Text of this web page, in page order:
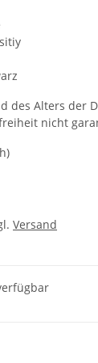
des Alters der
nicht
Versand